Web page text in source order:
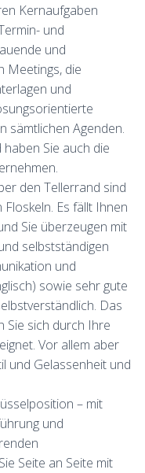
Kernaufgaben
und
und
Meetings, die
und
sämtlichen Agenden.
Sie auch die
den Tellerrand sind
Es fällt Ihnen
Sie überzeugen mit
selbstständigen
und
sowie sehr gute
Das
Sie sich durch Ihre
Vor allem aber
und Gelassenheit und
– mit
und
Seite an Seite mit